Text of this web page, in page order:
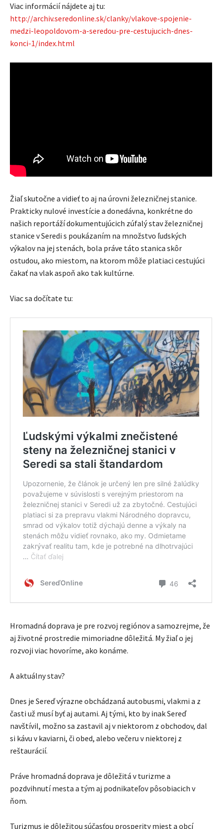
Viac informácií nájdete aj tu:
http://archiv.seredonline.sk/clanky/vlakove-spojenie-
medzi-leopoldovom-a-seredou-pre-cestujucich-dnes-
konci-1/index.html
Žiaľ skutočne a vidieť to aj na úrovni železničnej stanice.
Prakticky nulové investície a donedávna, konkrétne do
našich reportáží dokumentujúcich zúfalý stav železničnej
stanice v Seredi s poukázaním na množstvo ľudských
výkalov na jej stenách, bola práve táto stanica skôr
ostudou, ako miestom, na ktorom môže platiaci cestujúci
čakať na vlak aspoň ako tak kultúrne.
Viac sa dočítate tu:
Hromadná doprava je pre rozvoj regiónov a samozrejme, že
aj životné prostredie mimoriadne dôležitá. My žiaľ o jej
rozvoji viac hovoríme, ako konáme.
A aktuálny stav?
Dnes je Sereď výrazne obchádzaná autobusmi, vlakmi a z
časti už musí byť aj autami. Aj tými, kto by inak Sereď
navštívil, možno sa zastavil aj v niektorom z obchodov, dal
si kávu v kaviarni, či obed, alebo večeru v niektorej z
reštaurácií.
Práve hromadná doprava je dôležitá v turizme a
pozdvihnutí mesta a tým aj podnikateľov pôsobiacich v
ňom.
Turizmus je dôležitou súčasťou prosperity miest a obcí